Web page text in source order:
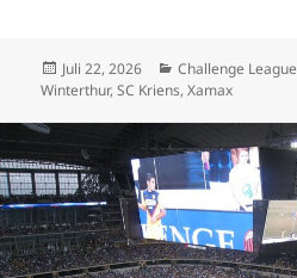
Veröffentlicht
am
Juli 22, 2026 Kategorien
Challenge League
Winterthur,SC Kriens,Xamax